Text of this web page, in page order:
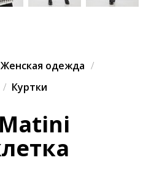
Женская одежда
Куртки